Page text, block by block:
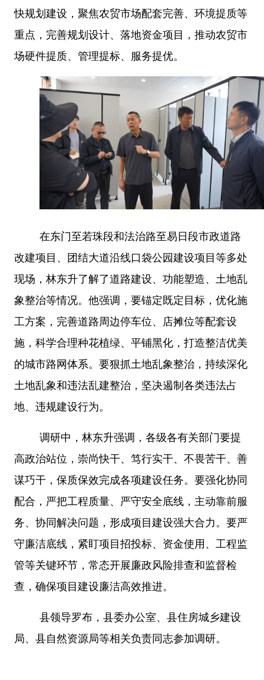
快规划建设，聚焦农贸市场配套完善、环境提质等
重点，完善规划设计、落地资金项目，推动农贸市
场硬件提质、管理提标、服务提优。
在东门至若珠段和法治路至易日段市政道路
改建项目、团结大道沿线口袋公园建设项目等多处
现场，林东升了解了道路建设、功能塑造、土地乱
象整治等情况。他强调，要锚定既定目标，优化施
工方案，完善道路周边停车位、店摊位等配套设
施，科学合理种花植绿、平铺黑化，打造整洁优美
的城市路网体系。要狠抓土地乱象整治，持续深化
土地乱象和违法乱建整治，坚决遏制各类违法占
地、违规建设行为。
调研中，林东升强调，各级各有关部门要提
高政治站位，崇尚快干、笃行实干、不畏苦干、善
谋巧干，保质保效完成各项建设任务。要强化协同
配合，严把工程质量、严守安全底线，主动靠前服
务、协同解决问题，形成项目建设强大合力。要严
守廉洁底线，紧盯项目招投标、资金使用、工程监
管等关键环节，常态开展廉政风险排查和监督检
查，确保项目建设廉洁高效推进。
县领导罗布，县委办公室、县住房城乡建设
局、县自然资源局等相关负责同志参加调研。